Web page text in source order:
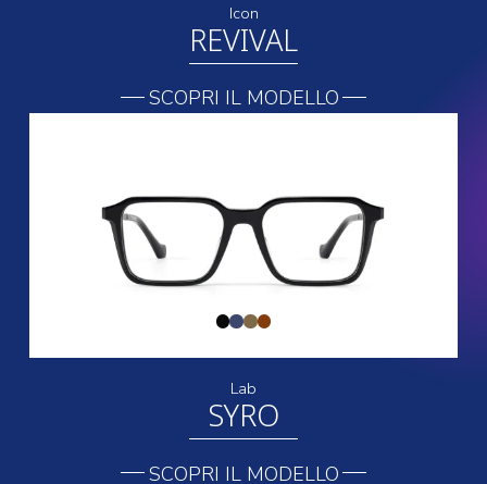
Icon
REVIVAL
SCOPRI IL MODELLO
Lab
SYRO
SCOPRI IL MODELLO